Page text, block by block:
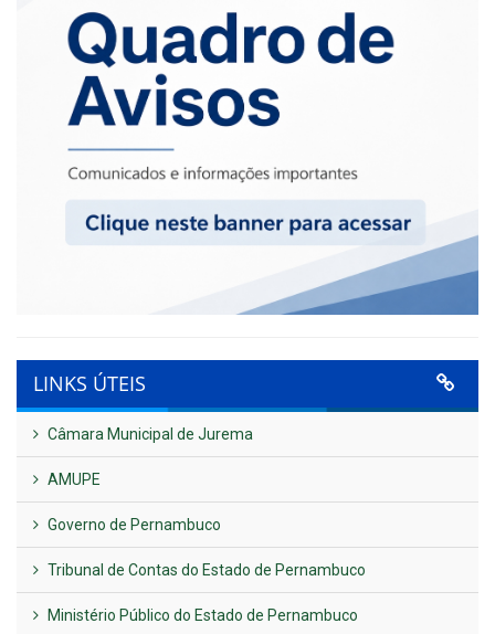
LINKS ÚTEIS
Câmara Municipal de Jurema
AMUPE
Governo de Pernambuco
Tribunal de Contas do Estado de Pernambuco
Ministério Público do Estado de Pernambuco